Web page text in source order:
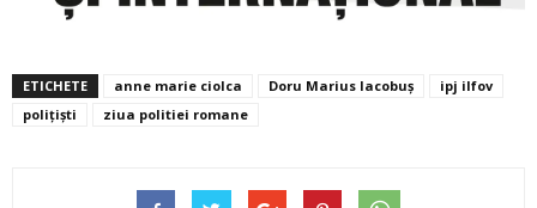
ETICHETE anne marie ciolca Doru Marius Iacobuș
ipj ilfov
polițiști
ziua politiei romane